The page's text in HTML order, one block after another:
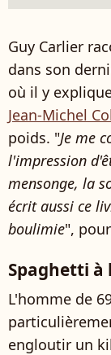
Guy Carlier
dans son
où il y
Jean-Michel
poids. "Je me
l'impression
mensonge, la
écrit aussi ce
boulimie",
Spaghetti à
L'homme de
engloutir un